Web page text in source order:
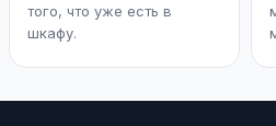
того, что уже есть в
шкафу.